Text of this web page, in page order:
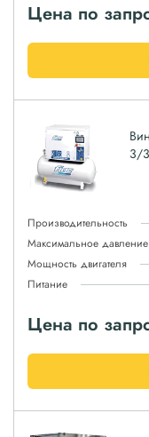
Цена по
3/
Производительность
Максимальное давление
Мощность двигателя
Питание
Цена по